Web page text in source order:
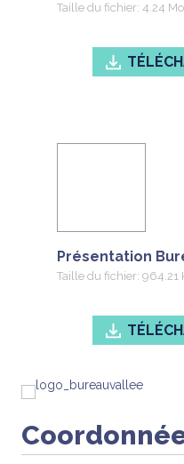
Taille du fichier: 4.24 Mo
Présentation
Taille du fichier: 964.21